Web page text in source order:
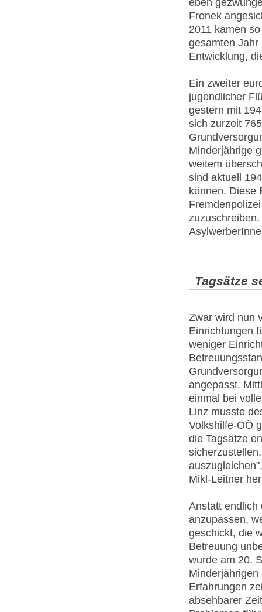
Fronek
2011 kamen
gesamten Jahr
Entwicklung,
Ein zweiter
jugendlicher
gestern mit
sich zurzeit
Minderjährige
weitem
sind aktuell
können. Diese
Tagsätze
Zwar wird nun
Einrichtungen
weniger
angepasst.
einmal bei
Linz musste
Volkshilfe-OÖ
die Tagsätze
Mikl-Leitner
Anstatt endlich
anzupassen,
geschickt, die
Betreuung
wurde am 20.
Erfahrungen
absehbarer